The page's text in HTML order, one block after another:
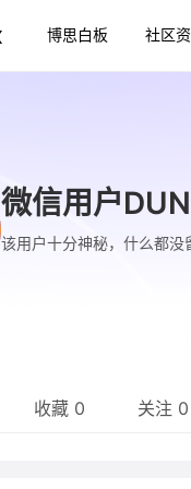
博思白板 社区
微信用户
该用户十分神秘，什么都没
收藏 0 关注 0